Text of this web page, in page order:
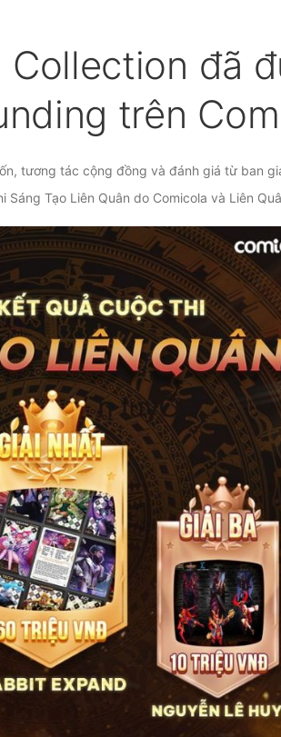
Collection đã
trên
tương tác cộng đồng và đánh giá từ ban
Tạo Liên Quân do Comicola và Liên